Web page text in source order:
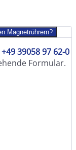
Magnetrührern?
+49 39058 97 62-0
Formular.